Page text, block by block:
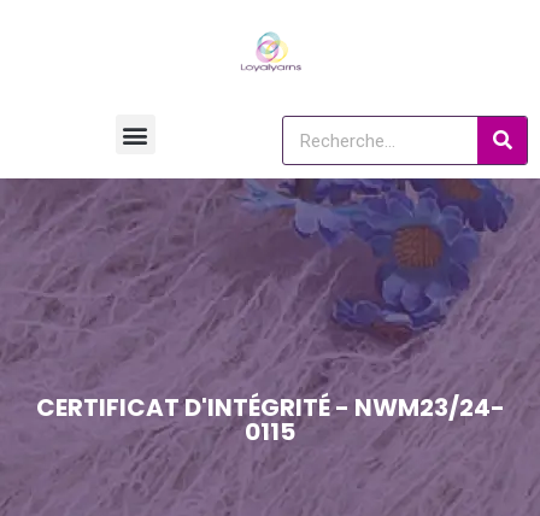
CERTIFICAT D'INTÉGRITÉ - NWM23/24-
0115